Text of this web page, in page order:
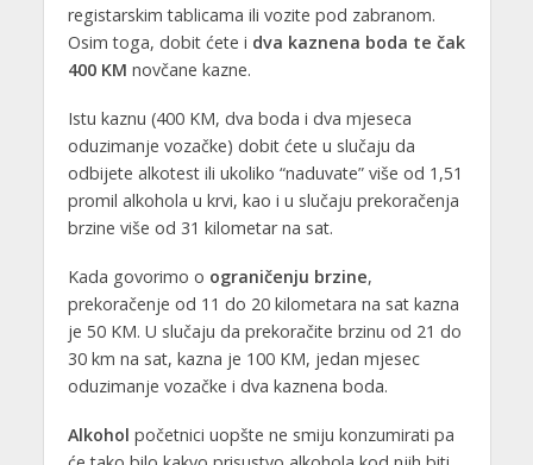
registarskim tablicama ili vozite pod zabranom.
Osim toga, dobit ćete i dva kaznena boda te čak
400 KM novčane kazne.
Istu kaznu (400 KM, dva boda i dva mjeseca
oduzimanje vozačke) dobit ćete u slučaju da
odbijete alkotest ili ukoliko “naduvate” više od 1,51
promil alkohola u krvi, kao i u slučaju prekoračenja
brzine više od 31 kilometar na sat.
Kada govorimo o ograničenju brzine,
prekoračenje od 11 do 20 kilometara na sat kazna
je 50 KM. U slučaju da prekoračite brzinu od 21 do
30 km na sat, kazna je 100 KM, jedan mjesec
oduzimanje vozačke i dva kaznena boda.
Alkohol početnici uopšte ne smiju konzumirati pa